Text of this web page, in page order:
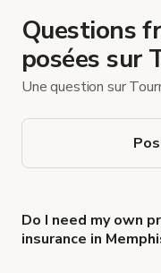
Questions
posées sur
Une question sur
Do I need my own
insurance in